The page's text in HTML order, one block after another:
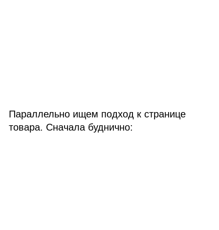
Параллельно ищем подход к странице
товара. Сначала буднично: